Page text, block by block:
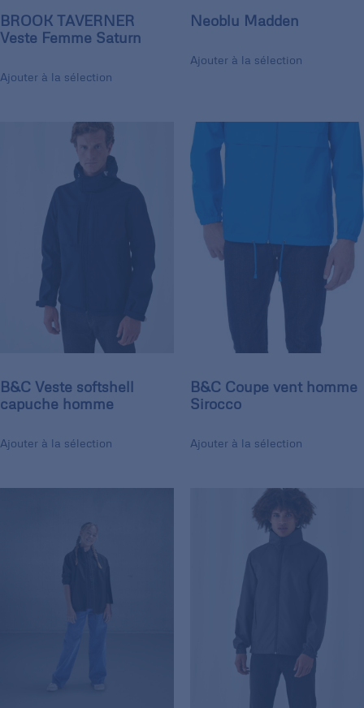
BROOK TAVERNER
Veste Femme Saturn
Ajouter à la sélection
Neoblu Madden
Ajouter à la sélection
B&C Veste softshell
capuche homme
Ajouter à la sélection
B&C Coupe vent homme
Sirocco
Ajouter à la sélection